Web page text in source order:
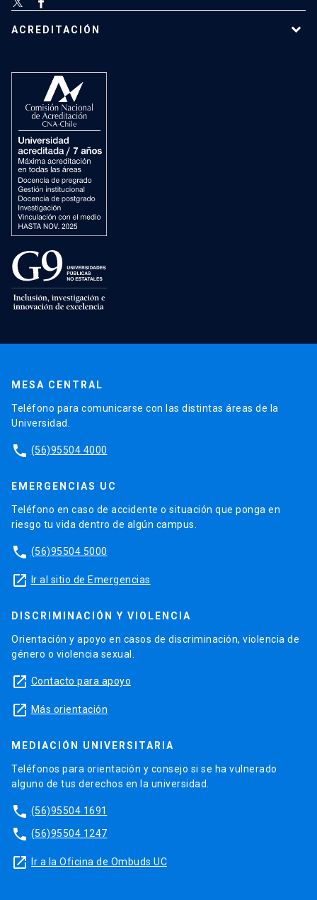
ACREDITACIÓN
MESA CENTRAL
Teléfono para comunicarse con las distintas áreas de la
Universidad.
phone (56)95504 4000
EMERGENCIAS UC
Teléfono en caso de accidente o situación que ponga en
riesgo tu vida dentro de algún campus.
phone (56)95504 5000
launch Ir al sitio de Emergencias
DISCRIMINACIÓN Y VIOLENCIA
Orientación y apoyo en casos de discriminación, violencia de
género o violencia sexual.
launch Contacto para apoyo
launch Más orientación
MEDIACIÓN UNIVERSITARIA
Teléfonos para orientación y consejo si se ha vulnerado
alguno de tus derechos en la universidad.
phone (56)95504 1691
phone (56)95504 1247
launch Ir a la Oficina de Ombuds UC